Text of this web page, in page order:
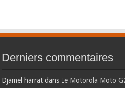
Derniers commentaires
Djamel harrat dans Le Motorola Moto